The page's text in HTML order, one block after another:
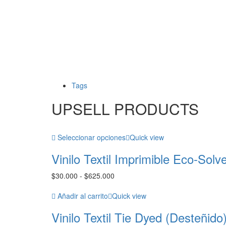
Tags
UPSELL PRODUCTS
Seleccionar opciones Quick view
Vinilo Textil Imprimible Eco-
$30.000 - $625.000
precios:
$30.000
Añadir al carrito Quick view
Vinilo Textil Tie Dyed (Desteñido)